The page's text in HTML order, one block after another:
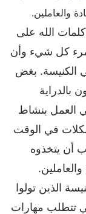
القادة والعاملين.
الله على
كل شيء وأن
الكنيسة. بغض
بالدراية
العمل بنشاط
في الوقت
أن يتخذوه
الذين تولوا
تتطلب مهارات